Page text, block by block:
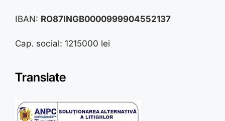
IBAN: RO87INGB0000999904552137
Cap. social: 1215000 lei
Translate